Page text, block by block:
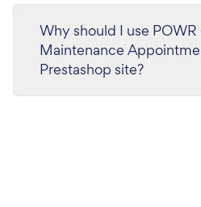
Why should I use POWR
Maintenance
Prestashop site?